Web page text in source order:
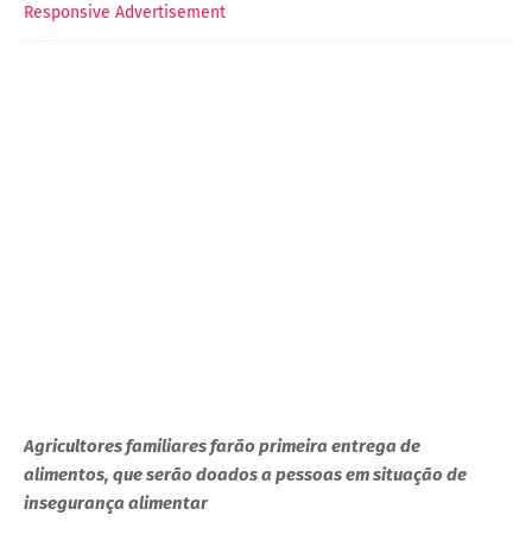
Responsive Advertisement
Agricultores familiares farão primeira entrega de
alimentos, que serão doados a pessoas em situação de
insegurança alimentar